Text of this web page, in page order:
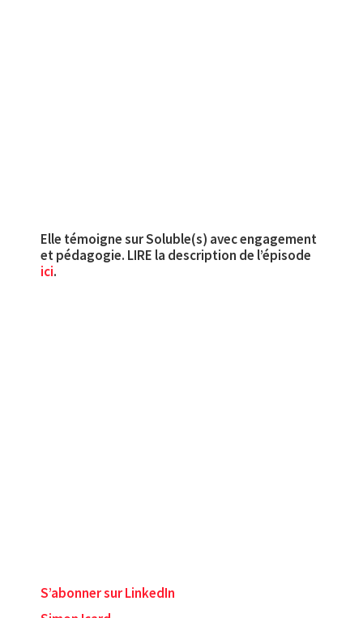
Elle témoigne sur Soluble(s) avec engagement
et pédagogie. LIRE la description de l’épisode
ici.
S’abonner sur LinkedIn